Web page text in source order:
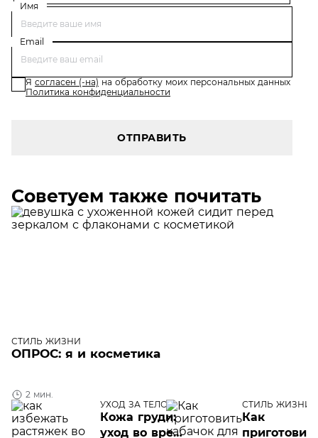
Имя
Email
Я согласен (-на) на обработку моих персональных данных
Политика конфиденциальности
ОТПРАВИТЬ
Советуем также почитать
СТИЛЬ ЖИЗНИ
ОПРОС: я и косметика
2 мин.
УХОД ЗА ТЕЛОМ
Кожа груди:
уход во время
СТИЛЬ ЖИЗНИ
Как